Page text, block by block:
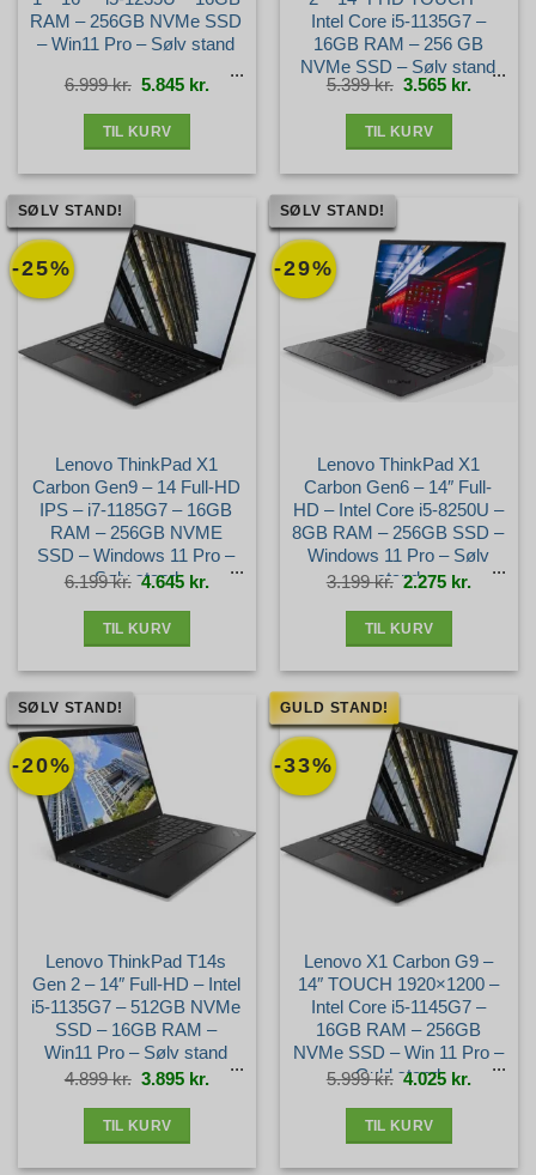
RAM – 256GB NVMe SSD
– Win11 Pro – Sølv stand
6.999kr. Den
oprindelige
pris
5.845 kr. Den
aktuelle
pris
TIL KURV
Intel Core i5-1135G7 –
16GB RAM – 256 GB
NVMe SSD – Sølv stand
5.399kr. Den
oprindelige
pris
3.565 kr. Den
aktuelle
pris
TIL KURV
-25%
SØLV STAND!
Lenovo ThinkPad X1
Carbon Gen9 – 14 Full-HD
IPS – i7-1185G7 – 16GB
RAM – 256GB NVME
SSD – Windows 11 Pro –
Sølv stand
6.199kr. Den
oprindelige
pris
4.645 kr. Den
aktuelle
pris
TIL KURV
-29%
SØLV STAND!
Lenovo ThinkPad X1
Carbon Gen6 – 14″ Full-
HD – Intel Core i5-8250U –
8GB RAM – 256GB SSD –
Windows 11 Pro – Sølv
stand
3.199kr. Den
oprindelige
pris
2.275 kr. Den
aktuelle
pris
TIL KURV
-20%
SØLV STAND!
Lenovo ThinkPad T14s
Gen 2 – 14″ Full-HD – Intel
i5-1135G7 – 512GB NVMe
SSD – 16GB RAM –
Win11 Pro – Sølv stand
4.899kr. Den
oprindelige
pris
3.895 kr. Den
aktuelle
pris
TIL KURV
-33%
GULD STAND!
Lenovo X1 Carbon G9 –
14″ TOUCH 1920×1200 –
Intel Core i5-1145G7 –
16GB RAM – 256GB
NVMe SSD – Win 11 Pro –
Guld stand
5.999kr. Den
oprindelige
pris
4.025 kr. Den
aktuelle
pris
TIL KURV